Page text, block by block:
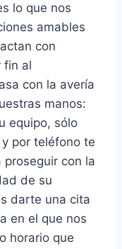
lo que nos
amables
con
fin al
con la avería
manos:
equipo, sólo
por teléfono te
con la
de su
darte una cita
en el que nos
horario que